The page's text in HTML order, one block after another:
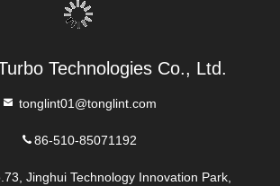
Technologies Co., Ltd.
tonglint01@tonglint.com
86-510-85071192
Jinghui Technology Innovation Park,